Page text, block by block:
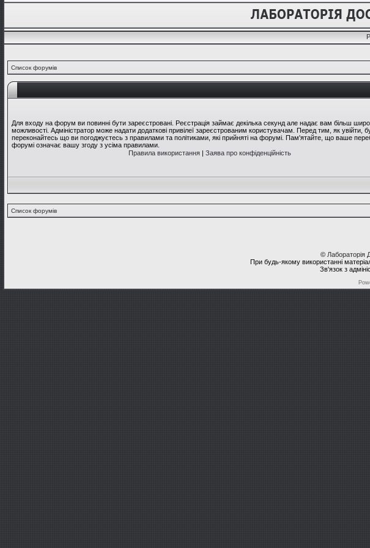
Список форумів
Для входу на форум ви повинні бути зареєстровані. Реєстрація займає декілька секунд але надає вам більш
можливості. Адміністратор може надати додаткові привілеї зареєстрованим користувачам. Перед тим, як увійти,
переконайтесь що ви погоджуєтесь з правилами та політиками, які прийняті на форумі. Пам'ятайте, що ваше
форумі означає вашу згоду з усіма правилами.
Правила використання| Заява про конфіденційність
Список форумів
©
При будь-якому використанні
Зв'язок з